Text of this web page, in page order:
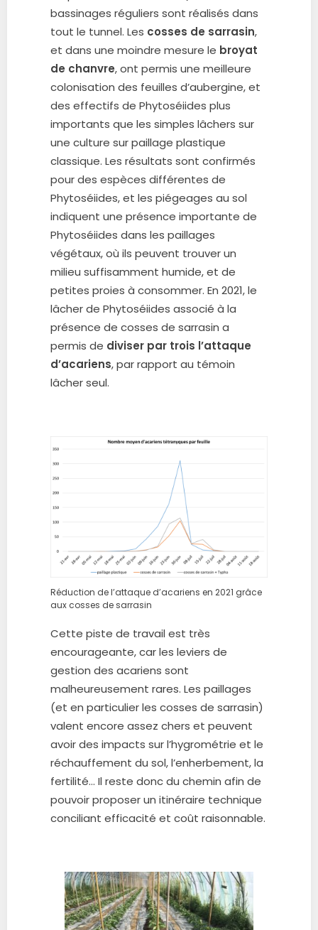
bassinages réguliers sont réalisés dans
tout le tunnel. Les cosses de sarrasin,
et dans une moindre mesure le broyat
de chanvre, ont permis une meilleure
colonisation des feuilles d’aubergine, et
des effectifs de Phytoséiides plus
importants que les simples lâchers sur
une culture sur paillage plastique
classique. Les résultats sont confirmés
pour des espèces différentes de
Phytoséiides, et les piégeages au sol
indiquent une présence importante de
Phytoséiides dans les paillages
végétaux, où ils peuvent trouver un
milieu suffisamment humide, et de
petites proies à consommer. En 2021, le
lâcher de Phytoséiides associé à la
présence de cosses de sarrasin a
permis de diviser par trois l’attaque
d’acariens, par rapport au témoin
lâcher seul.
Réduction de l’attaque d’acariens en 2021 grâce
aux cosses de sarrasin
Cette piste de travail est très
encourageante, car les leviers de
gestion des acariens sont
malheureusement rares. Les paillages
(et en particulier les cosses de sarrasin)
valent encore assez chers et peuvent
avoir des impacts sur l’hygrométrie et le
réchauffement du sol, l’enherbement, la
fertilité… Il reste donc du chemin afin de
pouvoir proposer un itinéraire technique
conciliant efficacité et coût raisonnable.